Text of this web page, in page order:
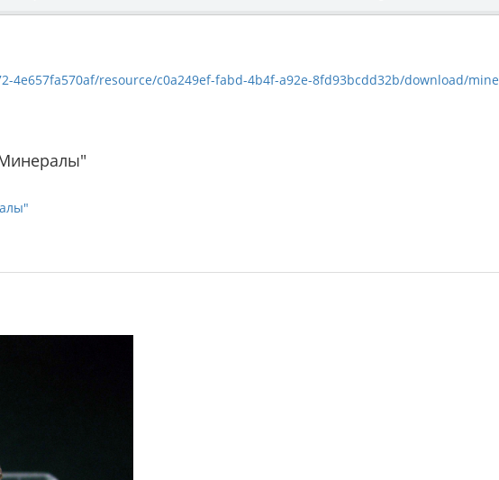
resource/c0a249ef-fabd-4b4f-a92e-8fd93bcdd32b/download/mineral_31722.jpg